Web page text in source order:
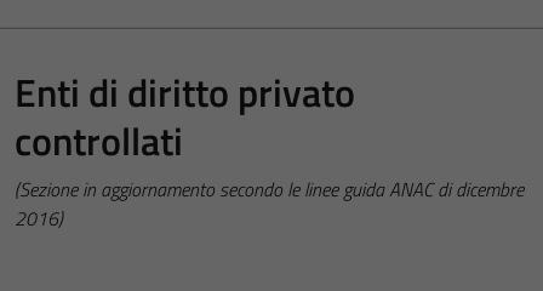
Enti di diritto privato
controllati
(Sezione in aggiornamento secondo le linee guida ANAC di dicembre
2016)